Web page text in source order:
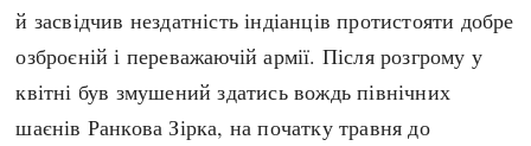
й засвідчив нездатність індіанців протистояти добре
озброєній і переважаючій армії. Після розгрому у
квітні був змушений здатись вождь північних
шаєнів Ранкова Зірка, на початку травня до